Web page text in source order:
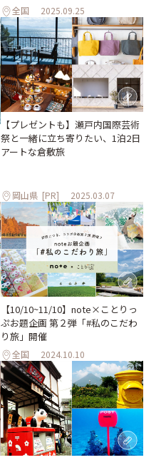
全国 2025.09.25
【プレゼントも】瀬戸内国際芸術
祭と一緒に立ち寄りたい、1泊2日
アートな倉敷旅
岡山県 [PR] 2025.03.07
【10/10~11/10】note×ことりっ
ぷお題企画 第２弾「#私のこだわ
り旅」開催
全国 2024.10.10